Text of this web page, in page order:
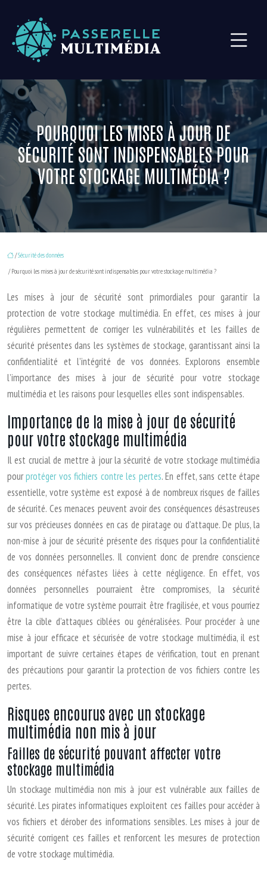
POURQUOI LES MISES À JOUR DE
SÉCURITÉ SONT INDISPENSABLES POUR
VOTRE STOCKAGE MULTIMÉDIA ?
/Sécurité des données
/ Pourquoi les mises à jour de sécurité sont indispensables pour votre stockage multimédia ?
Les mises à jour de sécurité sont primordiales pour garantir la
protection de votre stockage multimédia. En effet, ces mises à jour
régulières permettent de corriger les vulnérabilités et les failles de
sécurité présentes dans les systèmes de stockage, garantissant ainsi la
confidentialité et l’intégrité de vos données. Explorons ensemble
l’importance des mises à jour de sécurité pour votre stockage
multimédia et les raisons pour lesquelles elles sont indispensables.
Importance de la mise à jour de sécurité
pour votre stockage multimédia
Il est crucial de mettre à jour la sécurité de votre stockage multimédia
pourprotéger vos fichiers contre les pertes. En effet, sans cette étape
essentielle, votre système est exposé à de nombreux risques de failles
de sécurité. Ces menaces peuvent avoir des conséquences désastreuses
sur vos précieuses données en cas de piratage ou d’attaque. De plus, la
non-mise à jour de sécurité présente des risques pour la confidentialité
de vos données personnelles. Il convient donc de prendre conscience
des conséquences néfastes liées à cette négligence. En effet, vos
données personnelles pourraient être compromises, la sécurité
informatique de votre système pourrait être fragilisée, et vous pourriez
être la cible d’attaques ciblées ou généralisées. Pour procéder à une
mise à jour efficace et sécurisée de votre stockage multimédia, il est
important de suivre certaines étapes de vérification, tout en prenant
des précautions pour garantir la protection de vos fichiers contre les
pertes.
Risques encourus avec un stockage
multimédia non mis à jour
Failles de sécurité pouvant affecter votre
stockage multimédia
Un stockage multimédia non mis à jour est vulnérable aux failles de
sécurité. Les pirates informatiques exploitent ces failles pour accéder à
vos fichiers et dérober des informations sensibles. Les mises à jour de
sécurité corrigent ces failles et renforcent les mesures de protection
de votre stockage multimédia.